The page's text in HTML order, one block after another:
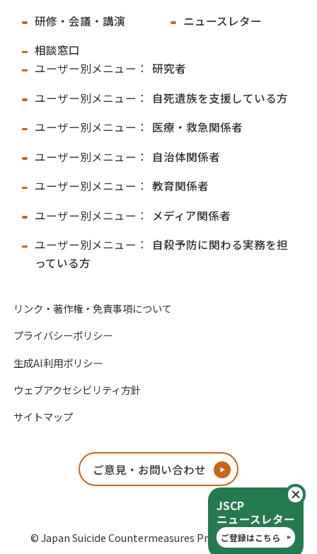
JSCP
ニュースレター
ご登録はこちら
研修・会議・講演
相談窓口
ニュースレター
ユーザー別メニュー： 研究者
ユーザー別メニュー：
自死遺族を支援している方
ユーザー別メニュー：
医療・救急関係者
ユーザー別メニュー：
自治体関係者
ユーザー別メニュー： 教育関係者
ユーザー別メニュー：
メディア関係者
ユーザー別メニュー：
自殺予防に関わる実務を担
っている方
リンク・著作権・免責事項について
プライバシーポリシー
生成AI利用ポリシー
ウェブアクセシビリティ方針
サイトマップ
ご意見・お問い合わせ
© Japan Suicide Countermeasures Promotion Center